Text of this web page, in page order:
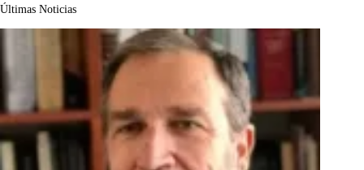
Últimas Noticias